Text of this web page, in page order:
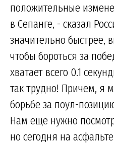
положительные
в Сепанге, - сказал
значительно быстрее,
чтобы бороться за
хватает всего 0.1
так трудно! Причем, я
борьбе за поул-
Нам еще нужно
но сегодня на